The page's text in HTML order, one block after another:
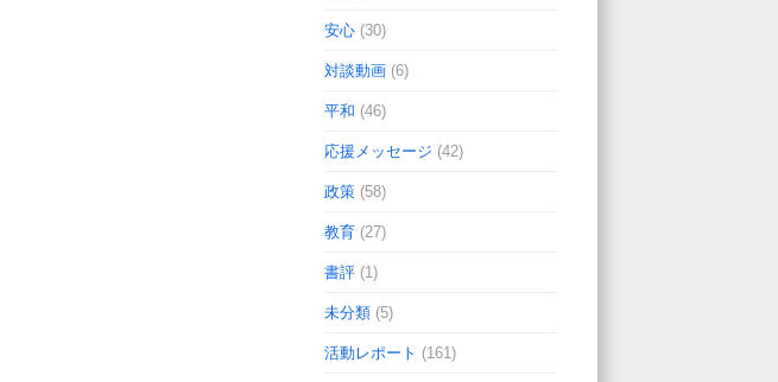
安心 (30)
対談動画 (6)
平和 (46)
応援メッセージ (42)
政策 (58)
教育 (27)
書評 (1)
未分類 (5)
活動レポート (161)